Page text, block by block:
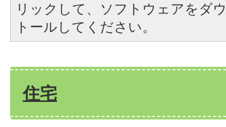
リックして、ソフトウェアをダ
トールしてください。
住宅